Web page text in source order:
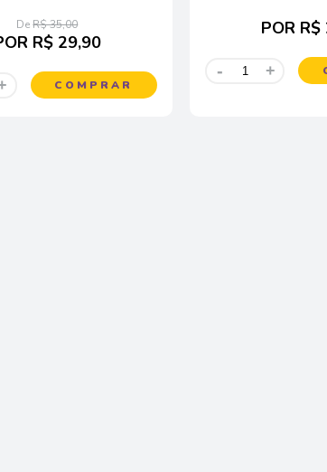
DeR$ 35,00
R$ 29,90
COMPRAR
POR R$
- +